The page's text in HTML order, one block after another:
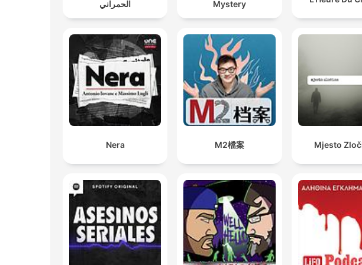
الحمراني Mystery
Nera M2檔案 Mjesto